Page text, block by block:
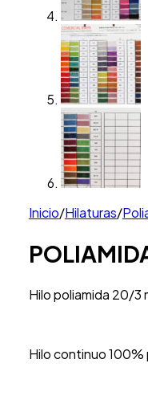
Inicio/Hilaturas/
Hilo poliamida 20/3
Hilo continuo